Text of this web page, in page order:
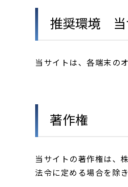
推奨環境 当
当サイトは、各端末の
著作権
当サイトの著作権は、
法令に定める場合を除